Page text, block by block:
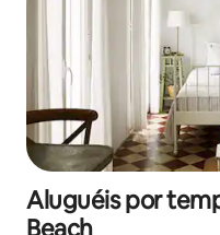
Aluguéis por